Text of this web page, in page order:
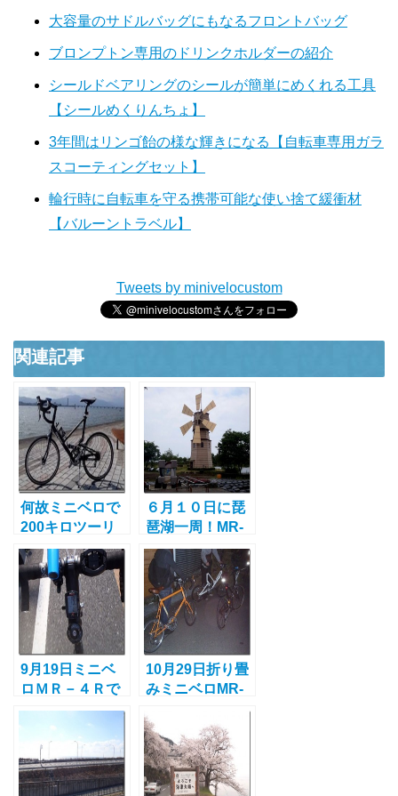
大容量のサドルバッグにもなるフロントバッグ
ブロンプトン専用のドリンクホルダーの紹介
シールドベアリングのシールが簡単にめくれる工具
【シールめくりんちょ】
3年間はリンゴ飴の様な輝きになる【自転車専用ガラ
スコーティングセット】
輪行時に自転車を守る携帯可能な使い捨て緩衝材
【バルーントラベル】
Tweets by minivelocustom
関連記事
何故ミニベロで
200キロツーリ
ングを走るの
か？その理由と
魅力とは？
６月１０日に琵
琶湖一周！MR-
4Rで自転車ツー
リング！後篇
9月19日ミニベ
ロＭＲ－４Ｒで
鶴見にぶらりと
ポタリング
10月29日折り畳
みミニベロMR-
ング